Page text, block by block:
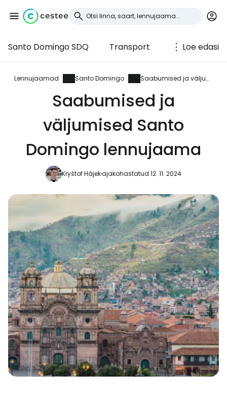
Santo Domingo SDQ Transport Loe edasi
Lennujaamad Santo Domingo Saabumised ja väljumised
Saabumised ja
väljumised Santo
Domingo lennujaama
Kryštof Hájekajakohastatud 12. 11. 2024
Logi sisse
Cestee'sse
... ülemaailmne reisikogukond
Jätka Facebookiga
Jätkake e-kirjaga